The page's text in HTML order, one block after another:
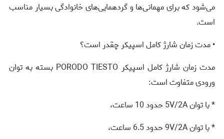
می‌شود که برای مهمانی‌ها و گردهمایی‌های خانوادگی بسیار مناسب
است.
• مدت زمان شارژ کامل اسپیکر چقدر است؟
مدت زمان شارژ کامل اسپیکر PORODO TIESTO بسته به توان
ورودی متفاوت است:
* با توان 5V/2A حدود 10 ساعت،
* با توان 9V/2A حدود 6.5 ساعت،